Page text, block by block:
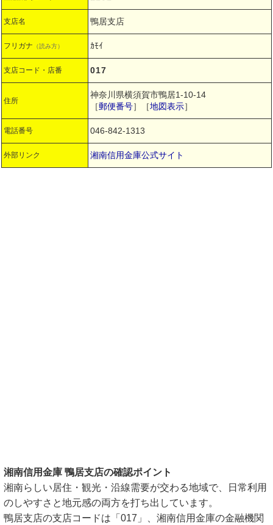
支店名 鴨居支店
フリガナ （読み方） ｶﾓｲ
支店コード・店番 017
住所
神奈川県横須賀市鴨居1-10-14
［郵便番号］［地図表示］
電話番号 046-842-1313
外部リンク 湘南信用金庫公式サイト
湘南信用金庫 鴨居支店の確認ポイント
湘南らしい居住・観光・沿線需要が交わる地域で、日常利用
のしやすさと地元感の両方を打ち出しています。
鴨居支店の支店コードは「017」、湘南信用金庫の金融機関